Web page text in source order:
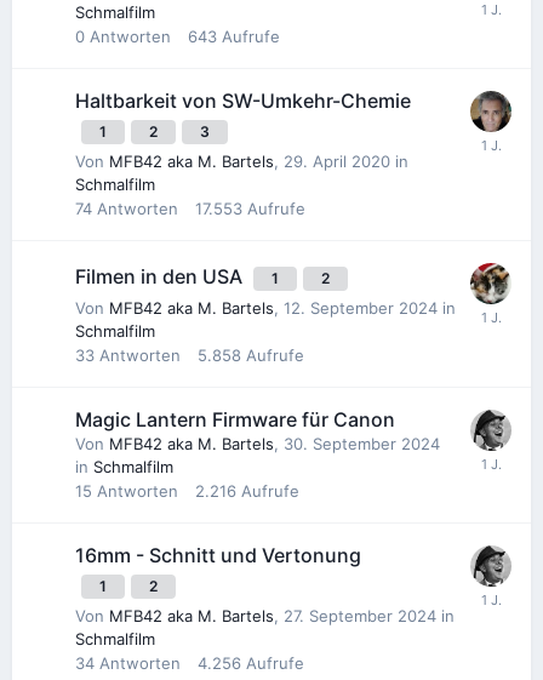
Schmalfilm
0 Antworten 643 Aufrufe
Haltbarkeit von SW-Umkehr-Chemie
1 2 3
Von MFB42 aka M. Bartels, 29. April 2020 in
Schmalfilm
74 Antworten 17.553 Aufrufe
Filmen in den USA 1 2
Von MFB42 aka M. Bartels, 12. September 2024 in
Schmalfilm
33 Antworten 5.858 Aufrufe
Magic Lantern Firmware für Canon
Von MFB42 aka M. Bartels, 30. September 2024
in Schmalfilm
15 Antworten 2.216 Aufrufe
16mm - Schnitt und Vertonung
1 2
Von MFB42 aka M. Bartels, 27. September 2024 in
Schmalfilm
34 Antworten 4.256 Aufrufe